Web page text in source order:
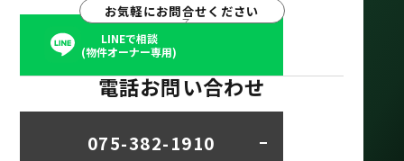
お気軽にお問合せください
LINEで相談
(物件オーナー専用)
電話お問い合わせ
075-382-1910